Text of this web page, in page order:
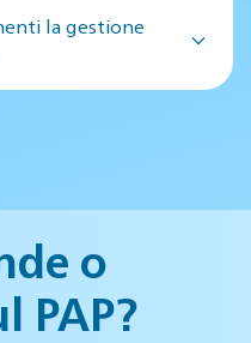
la gestione
o
PAP?